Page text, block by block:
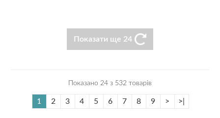
Показати ще 24
Показано 24 з 532 товарів
1 2 3 4 5 6 7 8 9 > >|